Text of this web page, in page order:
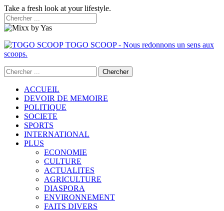
Take a fresh look at your lifestyle.
TOGO SCOOP - Nous redonnons un sens aux
scoops.
ACCUEIL
DEVOIR DE MEMOIRE
POLITIQUE
SOCIETE
SPORTS
INTERNATIONAL
PLUS
ECONOMIE
CULTURE
ACTUALITES
AGRICULTURE
DIASPORA
ENVIRONNEMENT
FAITS DIVERS